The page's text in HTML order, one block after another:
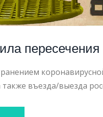
въезда/выезда